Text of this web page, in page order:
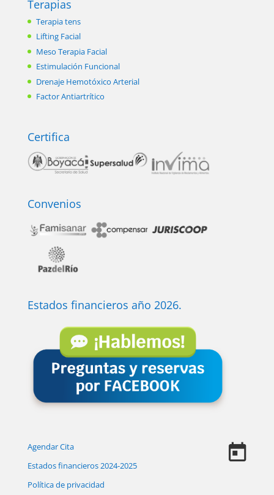
Terapias
Terapia tens
Lifting Facial
Meso Terapia Facial
Estimulación Funcional
Drenaje Hemotóxico Arterial
Factor Antiartrítico
Certifica
Convenios
Estados financieros año 2026.
Agendar Cita
Estados financieros 2024-2025
Política de privacidad